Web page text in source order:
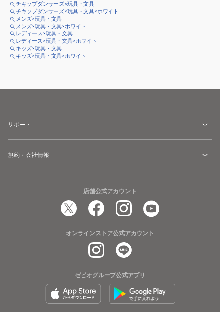
チキップダンサーズ×玩具・文具
チキップダンサーズ×玩具・文具×ホワイト
メンズ×玩具・文具
メンズ×玩具・文具×ホワイト
レディース×玩具・文具
レディース×玩具・文具×ホワイト
キッズ×玩具・文具
キッズ×玩具・文具×ホワイト
サポート
規約・会社情報
店舗公式アカウント
オンラインストア公式アカウント
ゼビオグループ公式アプリ